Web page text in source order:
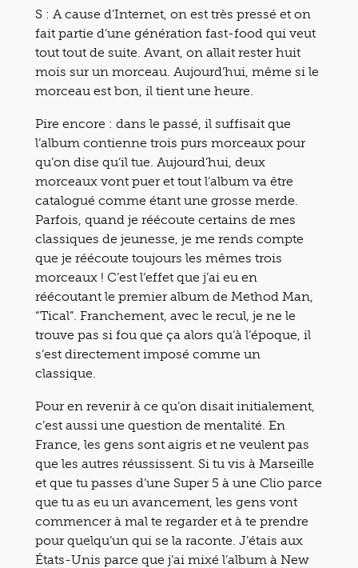
S : A cause d’Internet, on est très pressé et on
fait partie d’une génération fast-food qui veut
tout tout de suite. Avant, on allait rester huit
mois sur un morceau. Aujourd’hui, même si le
morceau est bon, il tient une heure.
Pire encore : dans le passé, il suffisait que
l’album contienne trois purs morceaux pour
qu’on dise qu’il tue. Aujourd’hui, deux
morceaux vont puer et tout l’album va être
catalogué comme étant une grosse merde.
Parfois, quand je réécoute certains de mes
classiques de jeunesse, je me rends compte
que je réécoute toujours les mêmes trois
morceaux ! C’est l’effet que j’ai eu en
réécoutant le premier album de Method Man,
“Tical”. Franchement, avec le recul, je ne le
trouve pas si fou que ça alors qu’à l’époque, il
s’est directement imposé comme un
classique.
Pour en revenir à ce qu’on disait initialement,
c’est aussi une question de mentalité. En
France, les gens sont aigris et ne veulent pas
que les autres réussissent. Si tu vis à Marseille
et que tu passes d’une Super 5 à une Clio parce
que tu as eu un avancement, les gens vont
commencer à mal te regarder et à te prendre
pour quelqu’un qui se la raconte. J’étais aux
États-Unis parce que j’ai mixé l’album à New